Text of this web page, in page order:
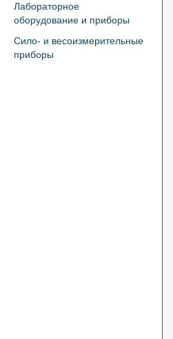
Лабораторное
оборудование и приборы
Сило- и весоизмерительные
приборы